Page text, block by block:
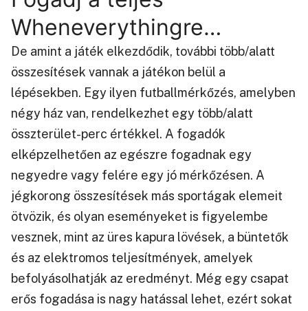
Wheneverythingre…
De amint a játék elkezdődik, további több/alatt
összesítések vannak a játékon belül a
lépésekben. Egy ilyen futballmérkőzés, amelyben
négy ház van, rendelkezhet egy több/alatt
összterület-perc értékkel. A fogadók
elképzelhetően az egészre fogadnak egy
negyedre vagy felére egy jó mérkőzésen. A
jégkorong összesítések más sportágak elemeit
ötvözik, és olyan eseményeket is figyelembe
vesznek, mint az üres kapura lövések, a büntetők
és az elektromos teljesítmények, amelyek
befolyásolhatják az eredményt. Még egy csapat
erős fogadása is nagy hatással lehet, ezért sokat